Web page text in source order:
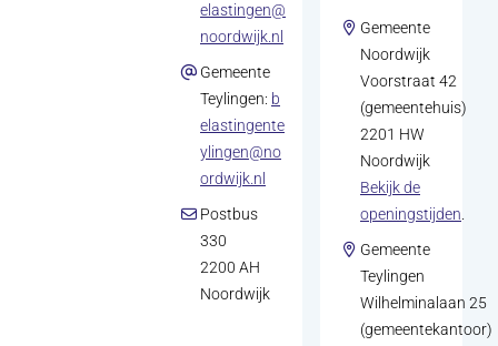
elastingen@
noordwijk.nl
(opent in nieuw tabblad)
Gemeente
Teylingen: b
elastingente
ylingen@no
ordwijk.nl
(opent in nieuw tabblad)
Postbus
330
2200 AH
Noordwijk
Gemeente
Noordwijk
Voorstraat 42
(gemeentehuis)
2201 HW
Noordwijk
Bekijk de
openingstijden
Gemeente
Teylingen
Wilhelminalaan 25
(gemeentekantoor)